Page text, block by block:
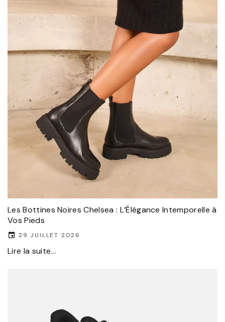
Les Bottines Noires Chelsea : L’Élégance Intemporelle à
Vos Pieds
29 JUILLET 2026
Lire la suite...